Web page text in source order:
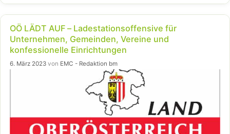
OÖ LÄDT AUF – Ladestationsoffensive für
Unternehmen, Gemeinden, Vereine und
konfessionelle Einrichtungen
6. März 2023 von EMC - Redaktion bm